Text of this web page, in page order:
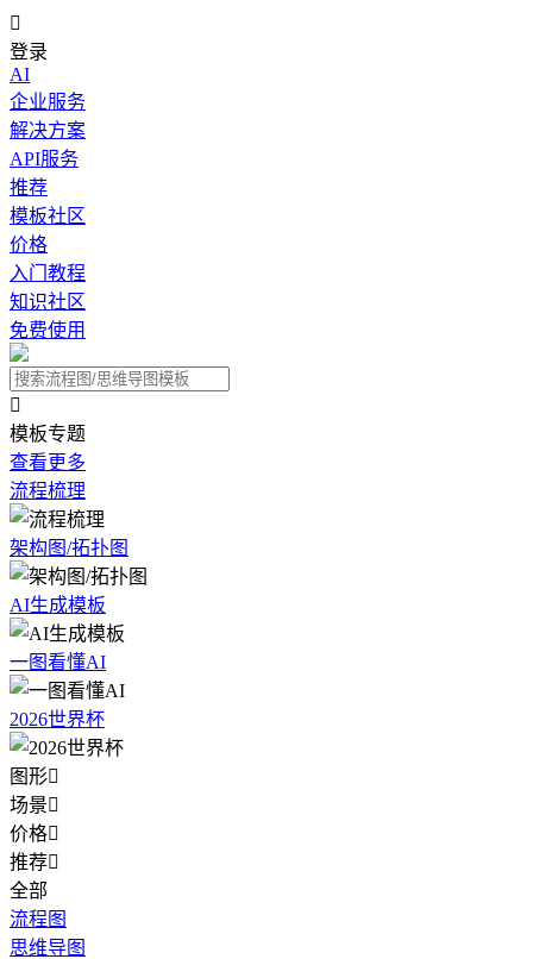

登录
AI
企业服务
解决方案
API服务
推荐
模板社区
价格
入门教程
知识社区
免费使用

模板专题
查看更多
流程梳理
架构图/拓扑图
AI生成模板
一图看懂AI
2026世界杯
图形
场景
价格
推荐
全部
流程图
思维导图